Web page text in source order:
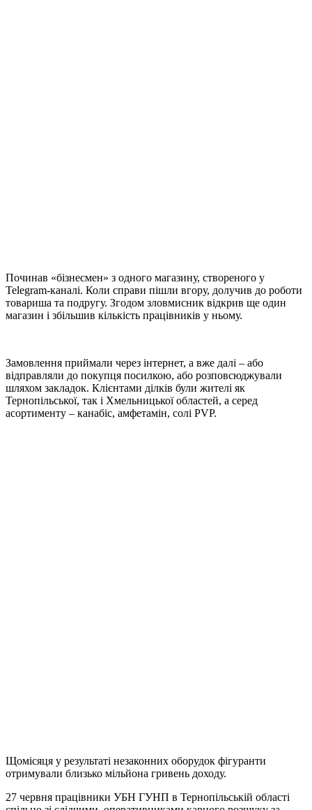
Починав «бізнесмен» з одного магазину, створеного у
Telegram-каналі. Коли справи пішли вгору, долучив до роботи
товариша та подругу. Згодом зловмисник відкрив ще один
магазин і збільшив кількість працівників у ньому.
Замовлення приймали через інтернет, а вже далі – або
відправляли до покупця посилкою, або розповсюджували
шляхом закладок. Клієнтами ділків були жителі як
Тернопільської, так і Хмельницької областей, а серед
асортименту – канабіс, амфетамін, солі PVP.
Щомісяця у результаті незаконних оборудок фігуранти
отримували близько мільйона гривень доходу.
27 червня працівники УБН ГУНП в Тернопільській області